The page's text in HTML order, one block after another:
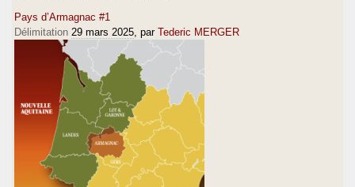
Pays d’Armagnac #1
Délimitation 29 mars 2025 , par Tederic MERGER